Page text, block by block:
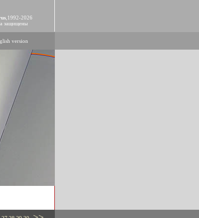
,1992-2026
защищены
version